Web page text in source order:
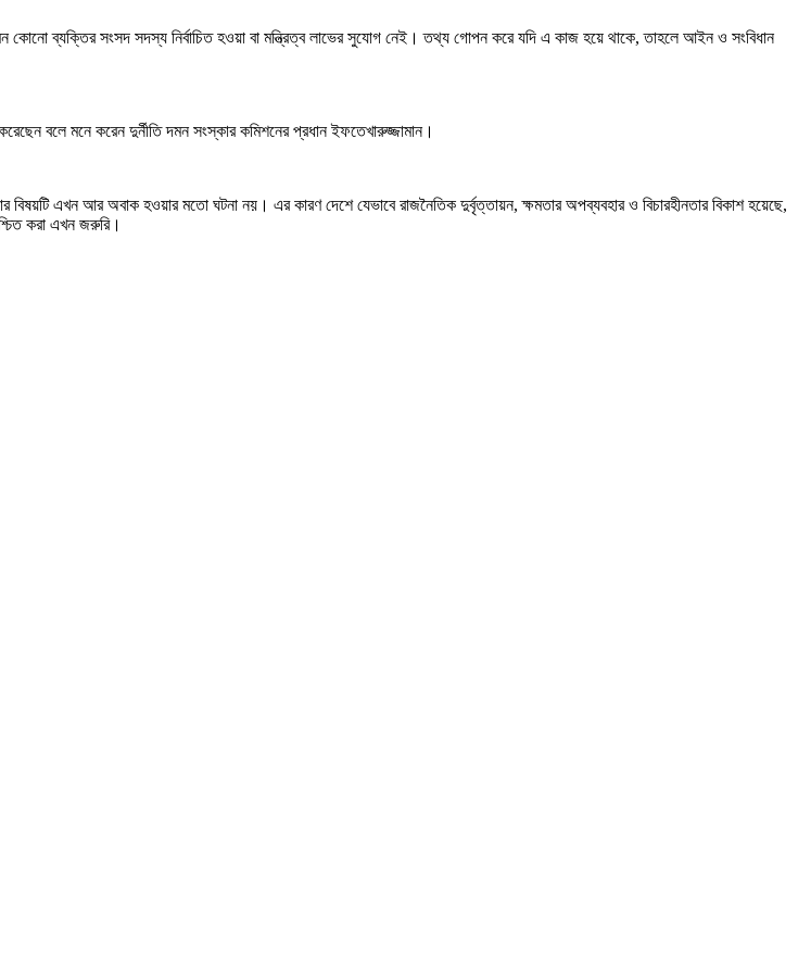
কোনো ব্যক্তির সংসদ সদস্য নির্বাচিত হওয়া বা মন্ত্রিত্ব লাভের সুযোগ নেই। তথ্য গোপন করে যদি এ কাজ হয়ে থাকে, তাহলে আইন ও সংবিধান
বলে মনে করেন দুর্নীতি দমন সংস্কার কমিশনের প্রধান ইফতেখারুজ্জামান।
এখন আর অবাক হওয়ার মতো ঘটনা নয়। এর কারণ দেশে যেভাবে রাজনৈতিক দুর্বৃত্তায়ন, ক্ষমতার অপব্যবহার ও বিচারহীনতার বিকাশ হয়েছে,
করা এখন জরুরি।